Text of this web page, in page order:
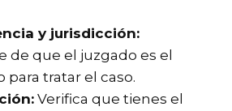
y jurisdicción:
de que el juzgado es el
para tratar el caso.
Verifica que tienes el